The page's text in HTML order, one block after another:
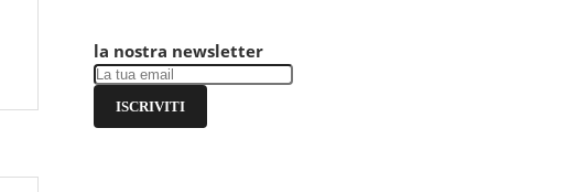
la nostra newsletter
ISCRIVITI